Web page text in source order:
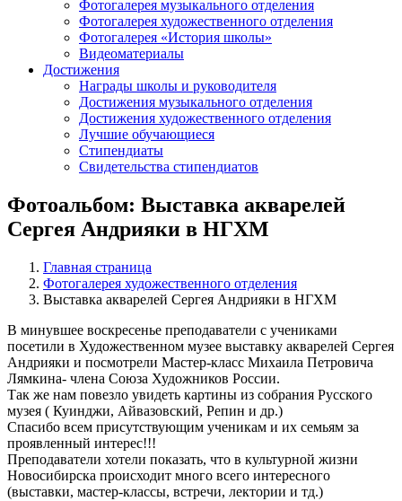
Фотогалерея музыкального отделения
Фотогалерея художественного отделения
Фотогалерея «История школы»
Видеоматериалы
Достижения
Награды школы и руководителя
Достижения музыкального отделения
Достижения художественного отделения
Лучшие обучающиеся
Стипендиаты
Свидетельства стипендиатов
Фотоальбом: Выставка акварелей
Сергея Андрияки в НГХМ
Главная страница
Фотогалерея художественного отделения
Выставка акварелей Сергея Андрияки в НГХМ
В минувшее воскресенье преподаватели с учениками
посетили в Художественном музее выставку акварелей Сергея
Андрияки и посмотрели Мастер-класс Михаила Петровича
Лямкина- члена Союза Художников России.
Так же нам повезло увидеть картины из собрания Русского
музея ( Куинджи, Айвазовский, Репин и др.)
Спасибо всем присутствующим ученикам и их семьям за
проявленный интерес!!!
Преподаватели хотели показать, что в культурной жизни
Новосибирска происходит много всего интересного
(выставки, мастер-классы, встречи, лектории и тд.)